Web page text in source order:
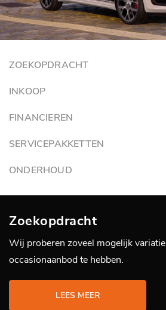
ZOEKOPDRACHT
INKOOP
FINANCIEREN
SERVICEPAKKETTEN
ONDERHOUD
Zoekopdracht
Wij proberen zoveel mogelijk
occasionaanbod te hebben.
LEES MEER